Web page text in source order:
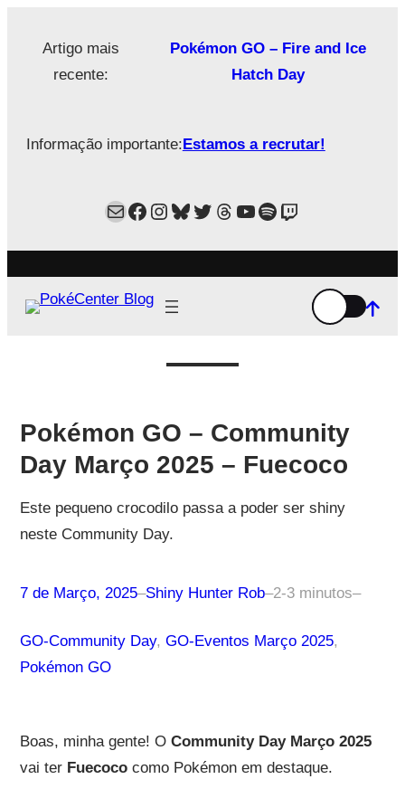
Artigo mais
recente:
Pokémon GO – Fire and Ice
Hatch Day
Informação importante:Estamos a recrutar!
MailFacebook
Instagram
Bluesky
Twitter
Estamos no Threads!
YouTube
Spotify
Twitch
Pokémon GO – Community
Day Março 2025 – Fuecoco
Este pequeno crocodilo passa a poder ser shiny
neste Community Day.
7 de Março, 2025–Shiny Hunter Rob–2-3 minutos–
GO-Community Day, GO-Eventos Março 2025
Pokémon GO
Boas, minha gente! O Community Day Março 2025
vai ter Fuecococomo Pokémon em destaque.